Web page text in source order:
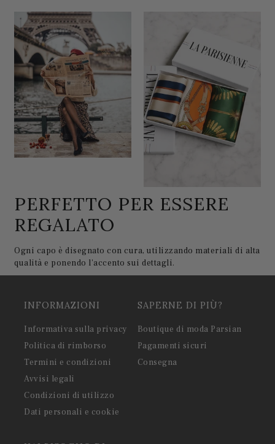
PERFETTO PER ESSERE
REGALATO
Ogni capo è disegnato con cura, utilizzando materiali di alta
qualità e ponendo l'accento sui dettagli.
INFORMAZIONI
Informativa sulla privacy
Politica di rimborso
Termini e condizioni
Avvisi legali
Condizioni di utilizzo
Dati personali e cookie
SAPERNE DI PIÙ?
Boutique di moda Parsian
Pagamenti sicuri
Consegna